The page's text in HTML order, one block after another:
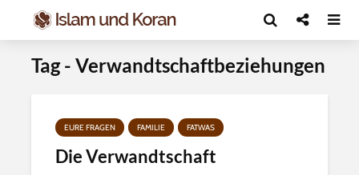
Tag - Verwandtschaftbeziehungen
EURE FRAGEN FAMILIE FATWAS
Die Verwandtschaft